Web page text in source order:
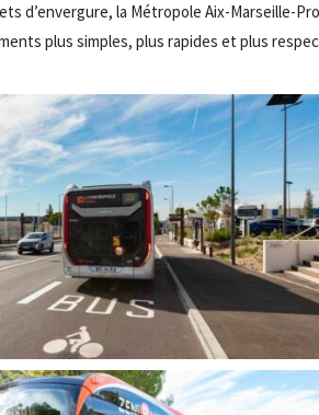
d’envergure, la Métropole Aix-Marseille-
plus simples, plus rapides et plus